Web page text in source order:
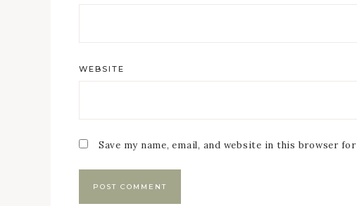
WEBSITE
Save my name, email, and website in this browser